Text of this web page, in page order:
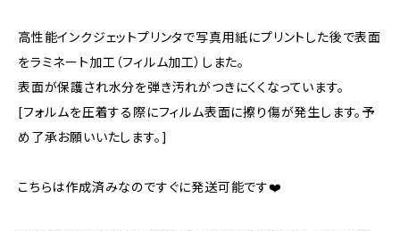
高性能インクジェットプリンタで写真用紙にプリントした後で表面
をラミネート加工（フィルム加工）しまた。
表面が保護され水分を弾き汚れがつきにくくなっています。
[フォルムを圧着する際にフィルム表面に擦り傷が発生します。予
め了承お願いいたします。]
こちらは作成済みなのですぐに発送可能です❤️